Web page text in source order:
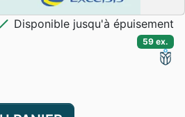
Disponible jusqu'à épuisement
59 ex.